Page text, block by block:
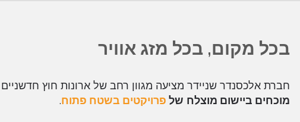
בכל מקום, בכל מזג אוויר
חברת אלכסנדר שניידר מציעה מגוון רחב של ארונות חוץ
מוכחים ביישום מוצלח של פרויקטים בשטח פתוח.